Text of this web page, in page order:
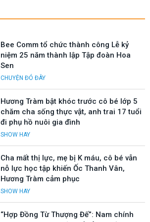
Bee Comm tổ chức thành công Lễ kỷ
niệm 25 năm thành lập Tập đoàn Hoa
Sen
CHUYỆN ĐÓ ĐÂY
Hương Tràm bật khóc trước cô bé lớp 5
chăm cha sống thực vật, anh trai 17 tuổi
đi phụ hồ nuôi gia đình
SHOW HAY
Cha mất thị lực, mẹ bị K máu, cô bé vẫn
nỗ lực học tập khiến Ốc Thanh Vân,
Hương Tràm cảm phục
SHOW HAY
“Hợp Đồng Từ Thượng Đế”: Nam chính